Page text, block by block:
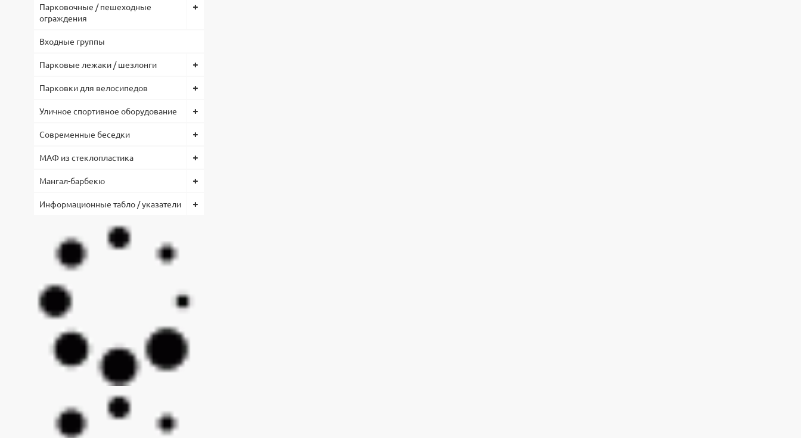
Парковочные / пешеходные
ограждения
Входные группы
Парковые лежаки / шезлонги
Парковки для велосипедов
Уличное спортивное оборудование
Современные беседки
МАФ из стеклопластика
Мангал-барбекю
Информационные табло / указатели